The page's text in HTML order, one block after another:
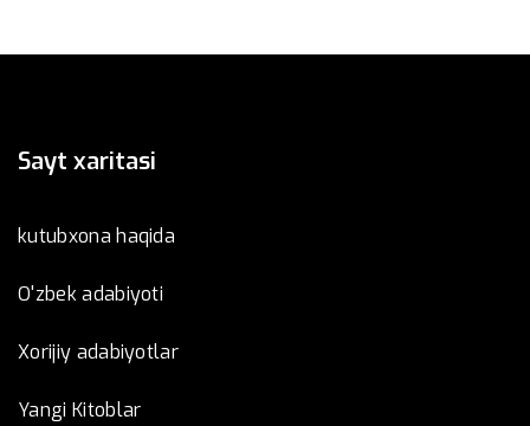
Sayt xaritasi
kutubxona haqida
O'zbek adabiyoti
Xorijiy adabiyotlar
Yangi Kitoblar